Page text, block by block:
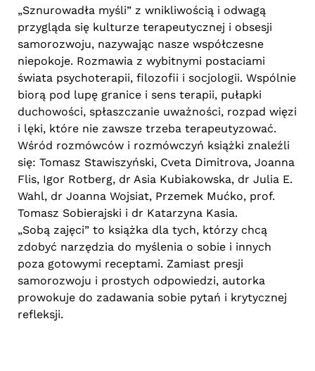
„Sznurowadła myśli” z wnikliwością i odwagą
przygląda się kulturze terapeutycznej i obsesji
samorozwoju, nazywając nasze współczesne
niepokoje. Rozmawia z wybitnymi postaciami
świata psychoterapii, filozofii i socjologii. Wspólnie
biorą pod lupę granice i sens terapii, pułapki
duchowości, spłaszczanie uważności, rozpad więzi
i lęki, które nie zawsze trzeba terapeutyzować.
Wśród rozmówców i rozmówczyń książki znaleźli
się: Tomasz Stawiszyński, Cveta Dimitrova, Joanna
Flis, Igor Rotberg, dr Asia Kubiakowska, dr Julia E.
Wahl, dr Joanna Wojsiat, Przemek Mućko, prof.
Tomasz Sobierajski i dr Katarzyna Kasia.
„Sobą zajęci” to książka dla tych, którzy chcą
zdobyć narzędzia do myślenia o sobie i innych
poza gotowymi receptami. Zamiast presji
samorozwoju i prostych odpowiedzi, autorka
prowokuje do zadawania sobie pytań i krytycznej
refleksji.